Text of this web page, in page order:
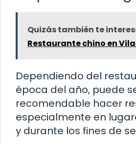
Quizás también te
Restaurante chino en
Dependiendo del
época del año, puede
recomendable hacer
especialmente en
y durante los fines de